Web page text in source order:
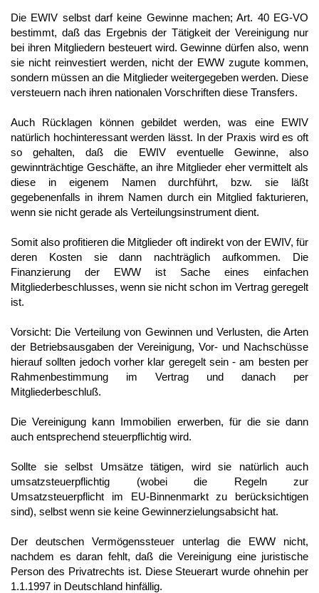
Die EWIV selbst darf keine Gewinne machen; Art. 40 EG-VO
bestimmt, daß das Ergebnis der Tätigkeit der Vereinigung nur
bei ihren Mitgliedern besteuert wird. Gewinne dürfen also, wenn
sie nicht reinvestiert werden, nicht der EWW zugute kommen,
sondern müssen an die Mitglieder weitergegeben werden. Diese
versteuern nach ihren nationalen Vorschriften diese Transfers.
Auch Rücklagen können gebildet werden, was eine EWIV
natürlich hochinteressant werden lässt. In der Praxis wird es oft
so gehalten, daß die EWIV eventuelle Gewinne, also
gewinnträchtige Geschäfte, an ihre Mitglieder eher vermittelt als
diese in eigenem Namen durchführt, bzw. sie läßt
gegebenenfalls in ihrem Namen durch ein Mitglied fakturieren,
wenn sie nicht gerade als Verteilungsinstrument dient.
Somit also profitieren die Mitglieder oft indirekt von der EWIV, für
deren Kosten sie dann nachträglich aufkommen. Die
Finanzierung der EWW ist Sache eines einfachen
Mitgliederbeschlusses, wenn sie nicht schon im Vertrag geregelt
ist.
Vorsicht: Die Verteilung von Gewinnen und Verlusten, die Arten
der Betriebsausgaben der Vereinigung, Vor- und Nachschüsse
hierauf sollten jedoch vorher klar geregelt sein - am besten per
Rahmenbestimmung im Vertrag und danach per
Mitgliederbeschluß.
Die Vereinigung kann Immobilien erwerben, für die sie dann
auch entsprechend steuerpflichtig wird.
Sollte sie selbst Umsätze tätigen, wird sie natürlich auch
umsatzsteuerpflichtig (wobei die Regeln zur
Umsatzsteuerpflicht im EU-Binnenmarkt zu berücksichtigen
sind), selbst wenn sie keine Gewinnerzielungsabsicht hat.
Der deutschen Vermögenssteuer unterlag die EWW nicht,
nachdem es daran fehlt, daß die Vereinigung eine juristische
Person des Privatrechts ist. Diese Steuerart wurde ohnehin per
1.1.1997 in Deutschland hinfällig.